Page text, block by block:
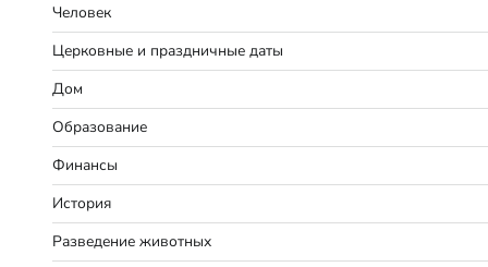
Человек
Церковные и праздничные даты
Дом
Образование
Финансы
История
Разведение животных